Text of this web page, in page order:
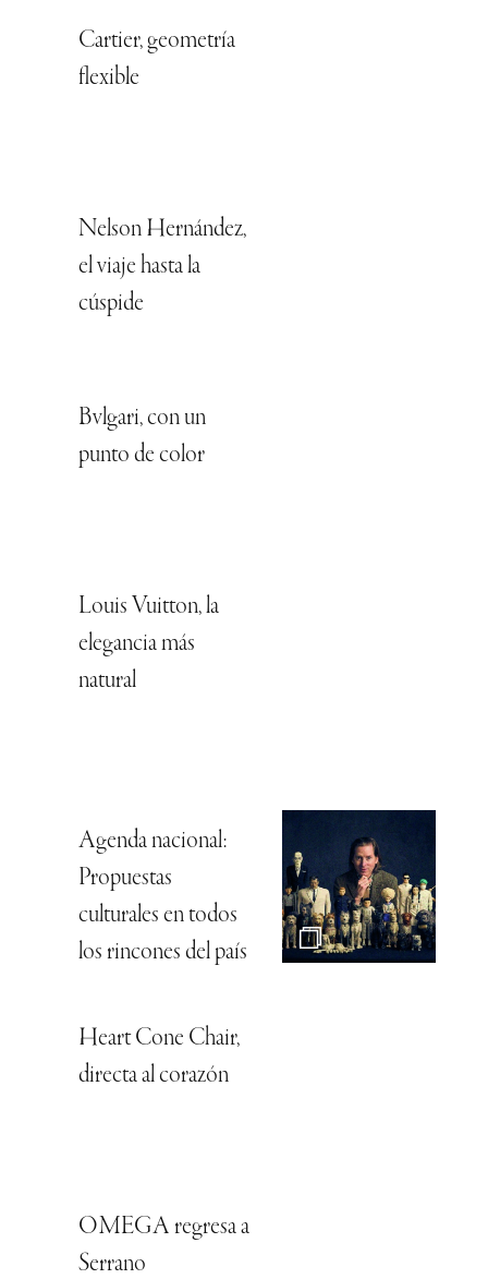
Cartier, geometría
flexible
Nelson Hernández,
el viaje hasta la
cúspide
Bvlgari, con un
punto de color
Louis Vuitton, la
elegancia más
natural
Agenda nacional:
Propuestas
culturales en todos
los rincones del país
Heart Cone Chair,
directa al corazón
OMEGA regresa a
Serrano